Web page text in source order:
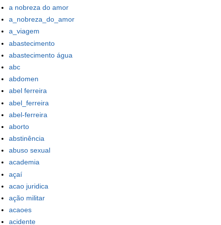
a nobreza do amor
a_nobreza_do_amor
a_viagem
abastecimento
abastecimento água
abc
abdomen
abel ferreira
abel_ferreira
abel-ferreira
aborto
abstinência
abuso sexual
academia
açaí
acao juridica
ação militar
acaoes
acidente